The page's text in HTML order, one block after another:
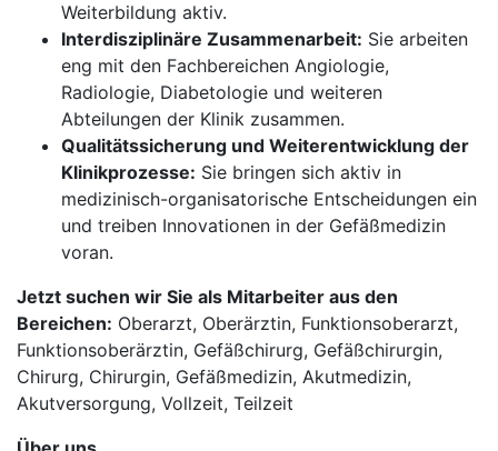
Weiterbildung aktiv.
Interdisziplinäre Zusammenarbeit: Sie arbeiten
eng mit den Fachbereichen Angiologie,
Radiologie, Diabetologie und weiteren
Abteilungen der Klinik zusammen.
Qualitätssicherung und Weiterentwicklung der
Klinikprozesse: Sie bringen sich aktiv in
medizinisch-organisatorische Entscheidungen ein
und treiben Innovationen in der Gefäßmedizin
voran.
Jetzt suchen wir Sie als Mitarbeiter aus den
Bereichen: Oberarzt, Oberärztin, Funktionsoberarzt,
Funktionsoberärztin, Gefäßchirurg, Gefäßchirurgin,
Chirurg, Chirurgin, Gefäßmedizin, Akutmedizin,
Akutversorgung, Vollzeit, Teilzeit